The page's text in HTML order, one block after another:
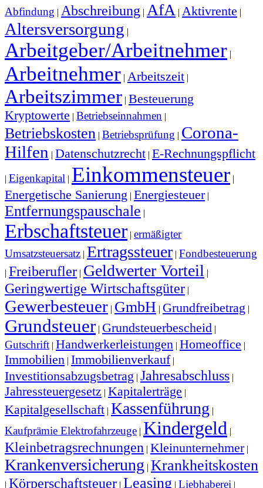
Abfindung | Abschreibung | AfA | Aktivrente |
Altersversorgung |
Arbeitgeber/Arbeitnehmer |
Arbeitnehmer | Arbeitszeit |
Arbeitszimmer | Besteuerung
Kryptowerte | Betriebseinnahmen |
Betriebskosten | Betriebsprüfung | Corona-
Hilfen | Datenschutzrecht | E-Rechnungspflicht
| Eigenkapital | Einkommensteuer |
Energetische Sanierung | Energiesteuer|
Entfernungspauschale |
Erbschaftsteuer | ermäßigter
Umsatzsteuersatz | Ertragssteuer | Fondbesteuerung
| Freiberufler | Geldwerter Vorteil |
Geringwertige Wirtschaftsgüter |
Gewerbesteuer | GmbH | Grundfreibetrag |
Grundsteuer | Grundsteuerbescheid |
Gutschrift | Handwerkerleistungen | Homeoffice |
Immobilien | Immobilienverkauf |
Investitionsabzugsbetrag | Jahresabschluss |
Jahressteuergesetz | Kapitalerträge |
Kapitalgesellschaft | Kassenführung |
Kaufprämie Elektrofahrzeuge | Kindergeld |
Kleinbetragsrechnungen | Kleinunternehmer|
Krankenversicherung | Krankheitskosten
| Körperschaftsteuer | Leasing | Liebhaberei |